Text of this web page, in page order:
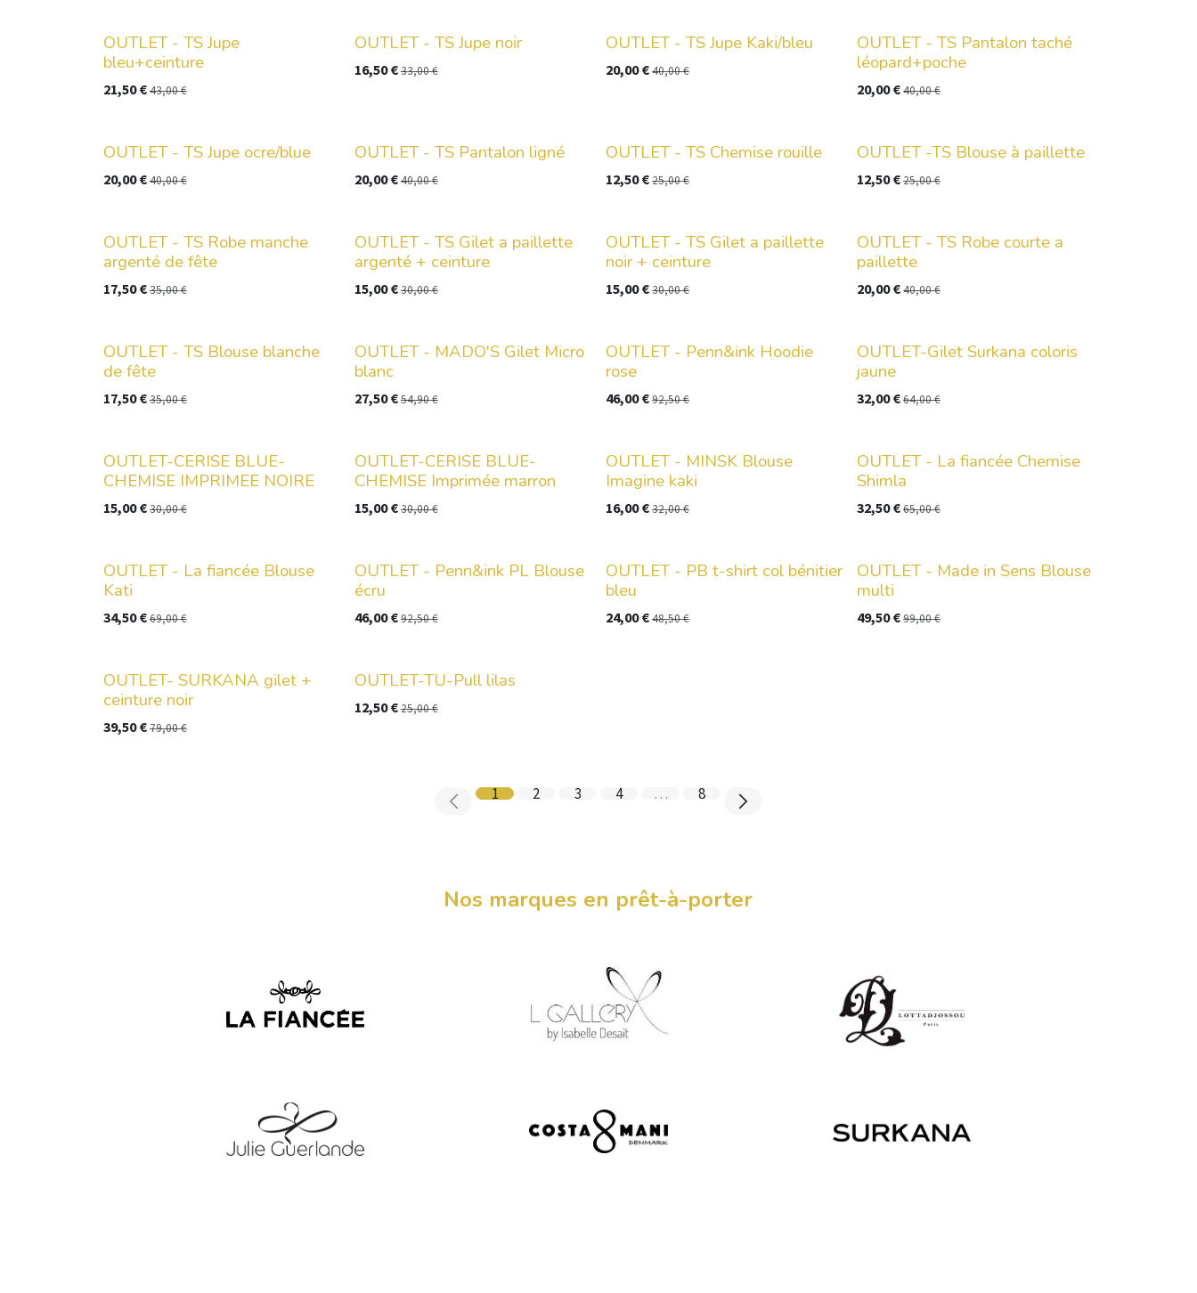
OUTLET - TS Jupe
bleu+ceinture
21,50€43,00€
OUTLET - TS Jupe noir
16,50€33,00€
OUTLET - TS Jupe Kaki/bleu
20,00€40,00€
OUTLET - TS Pantalon taché
léopard+poche
20,00€40,00€
OUTLET - TS Jupe ocre/blue
20,00€40,00€
OUTLET - TS Pantalon ligné
20,00€40,00€
OUTLET - TS Chemise rouille
12,50€25,00€
OUTLET -TS Blouse à paillette
12,50€25,00€
OUTLET - TS Robe manche
argenté de fête
17,50€35,00€
OUTLET - TS Gilet a paillette
argenté + ceinture
15,00€30,00€
OUTLET - TS Gilet a paillette
noir + ceinture
15,00€30,00€
OUTLET - TS Robe courte a
paillette
20,00€40,00€
OUTLET - TS Blouse blanche
de fête
17,50€35,00€
OUTLET - MADO'S Gilet Micro
blanc
27,50€54,90€
OUTLET - Penn&ink Hoodie
rose
46,00€92,50€
OUTLET-Gilet Surkana coloris
jaune
32,00€64,00€
OUTLET-CERISE BLUE-
CHEMISE IMPRIMEE NOIRE
15,00€30,00€
OUTLET-CERISE BLUE-
CHEMISE Imprimée marron
15,00€30,00€
OUTLET - MINSK Blouse
Imagine kaki
16,00€32,00€
OUTLET - La fiancée Chemise
Shimla
32,50€65,00€
OUTLET - La fiancée Blouse
Kati
34,50€69,00€
OUTLET - Penn&ink PL Blouse
écru
46,00€92,50€
OUTLET - PB t-shirt col bénitier
bleu
24,00€48,50€
OUTLET - Made in Sens Blouse
multi
49,50€99,00€
OUTLET- SURKANA gilet +
ceinture noir
39,50€79,00€
OUTLET-TU-Pull lilas
12,50€25,00€
1 2 3 4 … 8
Nos marques en prêt-à-porter